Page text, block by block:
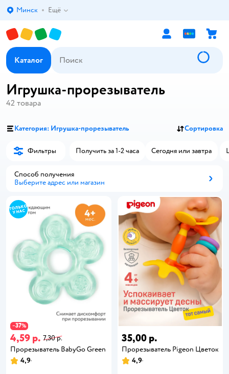
Выбор адреса доставки.
Минск Ещё
Каталог
Игрушка-прорезыватель
42 товара
Категория: Игрушка-прорезыватель Сортировка
Фильтры Получить за 1-2 часа Сегодня или завтра
Способ получения
Выберите адрес или магазин
−37%
4,59 р. 7,30 р.
Прорезыватель BabyGo Green
4,9
35,00 р.
Прорезыватель Pigeon Цветок
4,9